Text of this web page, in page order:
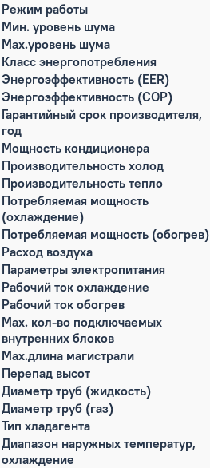
Режим работы
Мин. уровень шума
Max.уровень шума
Класс энергопотребления
Энергоэффективность (EER)
Энергоэффективность (COP)
Гарантийный срок производителя,
год
Мощность кондиционера
Производительность холод
Производительность тепло
Потребляемая мощность
(охлаждение)
Потребляемая мощность (обогрев)
Расход воздуха
Параметры электропитания
Рабочий ток охлаждение
Рабочий ток обогрев
Max. кол-во подключаемых
внутренних блоков
Max.длина магистрали
Перепад высот
Диаметр труб (жидкость)
Диаметр труб (газ)
Тип хладагента
Диапазон наружных температур,
охлаждение